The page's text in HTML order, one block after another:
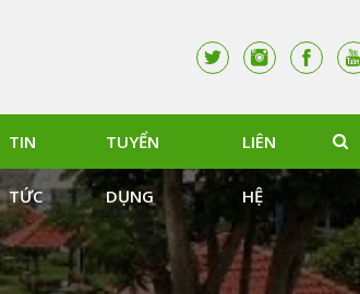
TIN
TỨC
TUYỂN
DỤNG
LIÊN
HỆ